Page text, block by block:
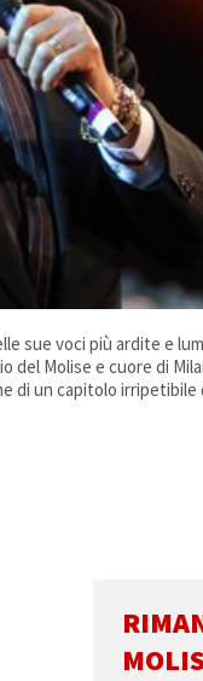
sue voci più ardite e
del Molise e cuore di
di un capitolo irripetibile